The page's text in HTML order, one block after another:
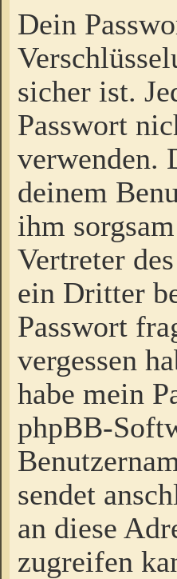
Dein
sicher ist.
Passwort
verwenden.
deinem
ihm
Vertreter
ein Dritter
Passwort
vergessen
habe mein
phpBB-
sendet
an diese
zugreifen